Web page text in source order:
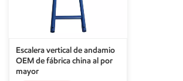
Escalera vertical de andamio
OEM de fábrica china al por
mayor